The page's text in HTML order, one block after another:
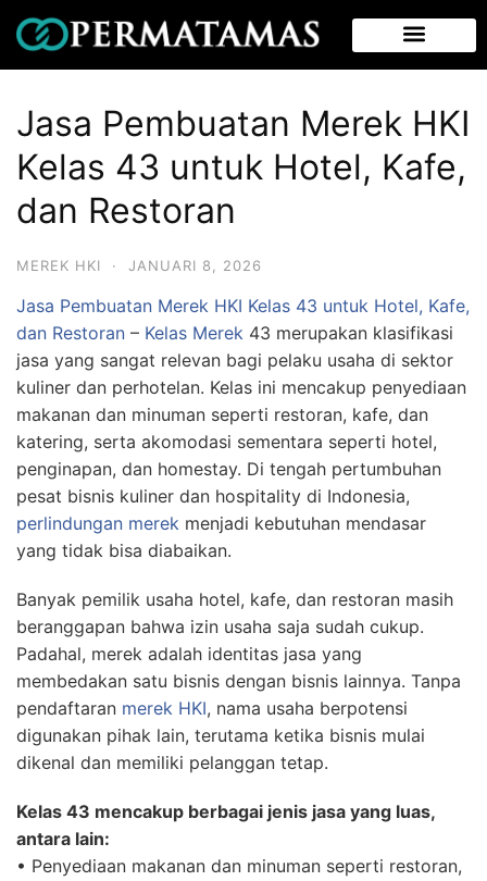
Jasa Pembuatan Merek HKI
Kelas 43 untuk Hotel, Kafe,
dan Restoran
MEREK HKI · JANUARI 8, 2026
Jasa Pembuatan Merek HKI Kelas 43 untuk Hotel, Kafe,
dan Restoran – Kelas Merek 43 merupakan klasifikasi
jasa yang sangat relevan bagi pelaku usaha di sektor
kuliner dan perhotelan. Kelas ini mencakup penyediaan
makanan dan minuman seperti restoran, kafe, dan
katering, serta akomodasi sementara seperti hotel,
penginapan, dan homestay. Di tengah pertumbuhan
pesat bisnis kuliner dan hospitality di Indonesia,
perlindungan merek menjadi kebutuhan mendasar
yang tidak bisa diabaikan.
Banyak pemilik usaha hotel, kafe, dan restoran masih
beranggapan bahwa izin usaha saja sudah cukup.
Padahal, merek adalah identitas jasa yang
membedakan satu bisnis dengan bisnis lainnya. Tanpa
pendaftaran merek HKI, nama usaha berpotensi
digunakan pihak lain, terutama ketika bisnis mulai
dikenal dan memiliki pelanggan tetap.
Kelas 43 mencakup berbagai jenis jasa yang luas,
antara lain:
• Penyediaan makanan dan minuman seperti restoran,